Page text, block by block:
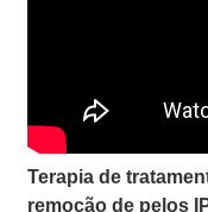
Terapia de
remoção de pelos